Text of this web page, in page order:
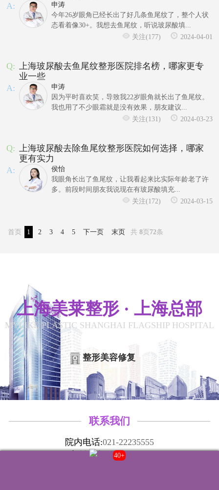
A:
申涛
今年26岁眼角已经长出了好几条鱼尾纹了，整个人状
态看着像30+。我想去鱼尾纹，听说玻尿酸填...
关注(177)
2024-04-01
Q: 上海玻尿酸去鱼尾纹整形医院排名榜，哪家更专
业一些
A:
申涛
因为平时喜欢笑，导致我22岁眼角就长出了鱼尾纹。
我也用了不少眼霜就是没有效果，朋友建议...
关注(131)
2024-03-23
Q: 上海玻尿酸去除鱼尾纹整形医院如何选择，哪家
更有实力
A:
侯怡
我眼角长出了鱼尾纹，让我看起来比实际年龄老了许
多。前段时间朋友我说现在有玻尿酸填充...
关注(172)
2024-03-15
首页 1 2 3 4 5 下一页 末页 共8页 72条
上海美莱整形 · 上海总部
MYLIKE PLASTIC SHANGHAI FLAGSHIP HOSPITAL
整形美容修复
联系我们
院内电话:021-22235555
门诊时间:
8:00-20:00
40+